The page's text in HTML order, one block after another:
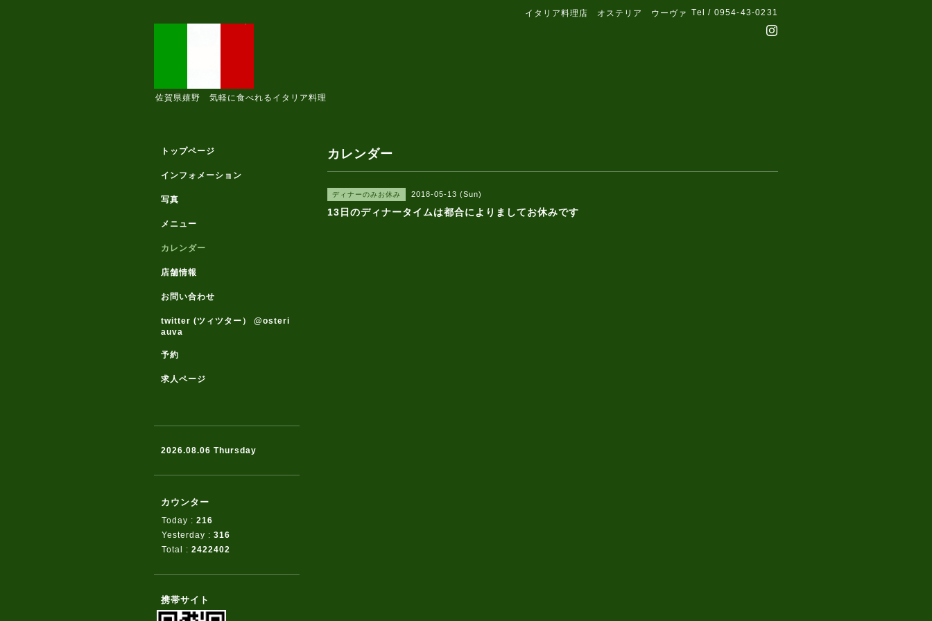
イタリア料理店 オステリア ウーヴァ Tel / 0954-43-0231
佐賀県嬉野 気軽に食べれるイタリア料理
カレンダー
ディナーのみお休み 2018-05-13 (Sun)
13日のディナータイムは都合によりましてお休みです
トップページ
インフォメーション
写真
メニュー
カレンダー
店舗情報
お問い合わせ
twitter (ツィツター） @osteri
auva
予約
求人ページ
2026.08.06 Thursday
カウンター
Today : 216
Yesterday : 316
Total : 2422402
携帯サイト